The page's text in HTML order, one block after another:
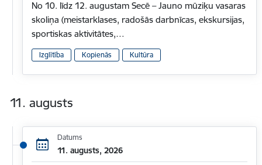
No 10. līdz 12. augustam Secē – Jauno mūziķu vasaras
skoliņa (meistarklases, radošās darbnīcas, ekskursijas,
sportiskas aktivitātes,…
Izglītība Kopienās Kultūra
11. augusts
Datums
11. augusts, 2026